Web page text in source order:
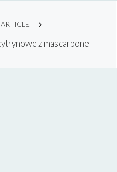
z mascarpone